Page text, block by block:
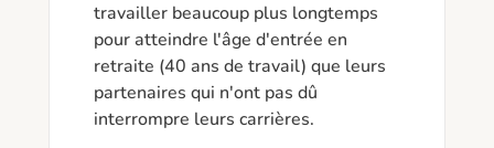
travailler beaucoup plus longtemps
pour atteindre l'âge d'entrée en
retraite (40 ans de travail) que leurs
partenaires qui n'ont pas dû
interrompre leurs carrières.